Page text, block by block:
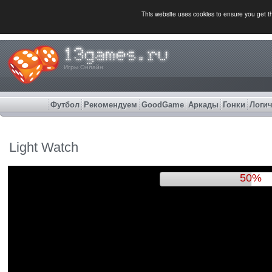
This website uses cookies to ensure you get
Игры Онлайн
Футбол Рекомендуем GoodGame Аркады Гонки
Light Watch
53%